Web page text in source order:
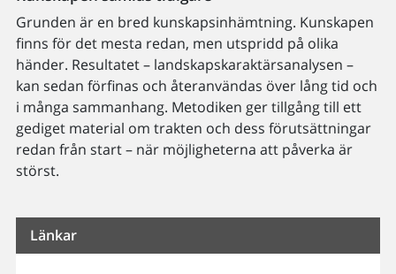
Grunden är en bred kunskapsinhämtning. Kunskapen
finns för det mesta redan, men utspridd på olika
händer. Resultatet – landskapskaraktärsanalysen –
kan sedan förfinas och återanvändas över lång tid och
i många sammanhang. Metodiken ger tillgång till ett
gediget material om trakten och dess förutsättningar
redan från start – när möjligheterna att påverka är
störst.
Länkar